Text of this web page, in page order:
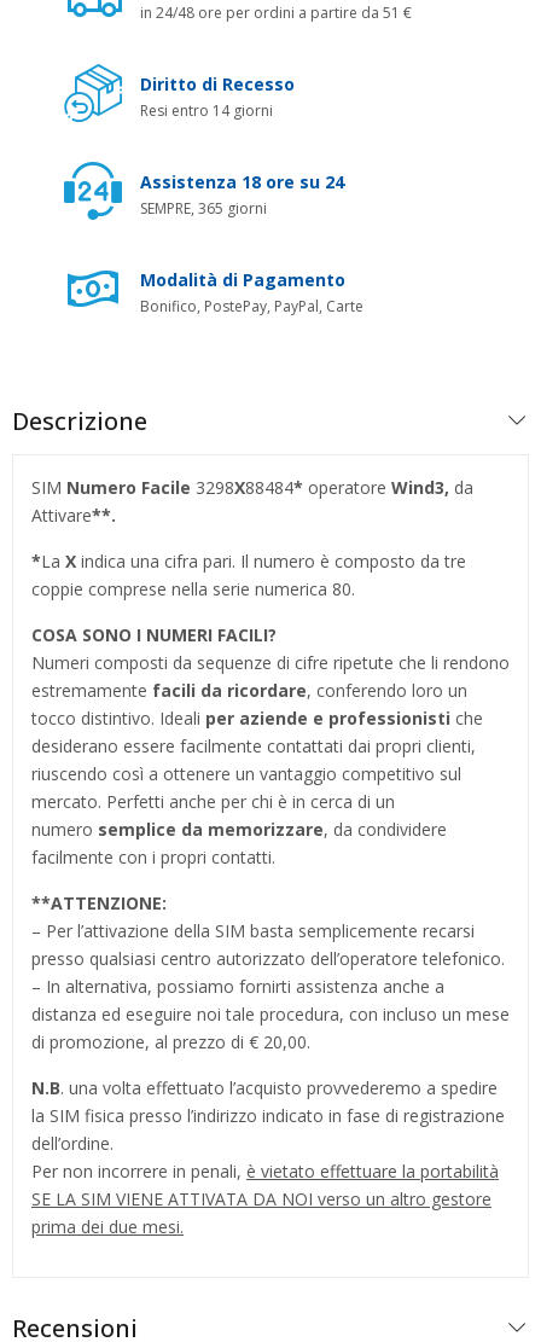
in 24/48 ore per ordini a partire da 51 €
Diritto di Recesso
Resi entro 14 giorni
Assistenza 18 ore su 24
SEMPRE, 365 giorni
Modalità di Pagamento
Bonifico, PostePay, PayPal, Carte
Descrizione
SIM Numero Facile 3298X88484* operatore Wind3, da
Attivare**.
*La X indica una cifra pari. Il numero è composto da tre
coppie comprese nella serie numerica 80.
COSA SONO I NUMERI FACILI?
Numeri composti da sequenze di cifre ripetute che li rendono
estremamente facili da ricordare, conferendo loro un
tocco distintivo. Ideali per aziende e professionisti che
desiderano essere facilmente contattati dai propri clienti,
riuscendo così a ottenere un vantaggio competitivo sul
mercato. Perfetti anche per chi è in cerca di un
numero semplice da memorizzare, da condividere
facilmente con i propri contatti.
**ATTENZIONE:
– Per l’attivazione della SIM basta semplicemente recarsi
presso qualsiasi centro autorizzato dell’operatore telefonico.
– In alternativa, possiamo fornirti assistenza anche a
distanza ed eseguire noi tale procedura, con incluso un mese
di promozione, al prezzo di € 20,00.
N.B. una volta effettuato l’acquisto provvederemo a spedire
la SIM fisica presso l’indirizzo indicato in fase di registrazione
dell’ordine.
Per non incorrere in penali, è vietato effettuare la portabilità
SE LA SIM VIENE ATTIVATA DA NOI verso un altro gestore
prima dei due mesi.
Recensioni